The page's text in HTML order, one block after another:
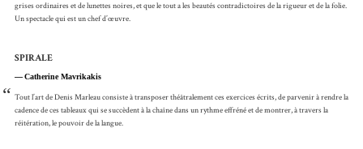
grises ordinaires et de lunettes noires, et que le tout a les beautés contradictoires de la rigueur et de la folie.
Un spectacle qui est un chef d’œuvre.
SPIRALE
Catherine Mavrikakis
“ Tout l’art de Denis Marleau consiste à transposer théâtralement ces exercices écrits, de parvenir à rendre la
cadence de ces tableaux qui se succèdent à la chaîne dans un rythme effréné et de montrer, à travers la
réitération, le pouvoir de la langue.